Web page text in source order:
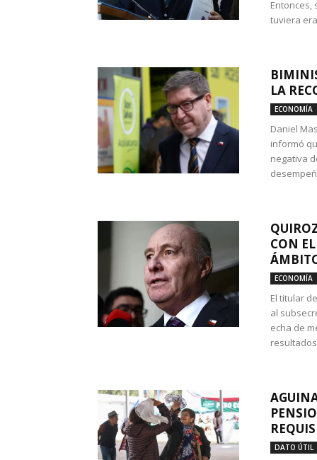
Entonces,
tuviera
LA
ECONOMÍA
Daniel
informó
negativa
CON
ECONOMÍA
El titular
al
echa de
DATO ÚTIL